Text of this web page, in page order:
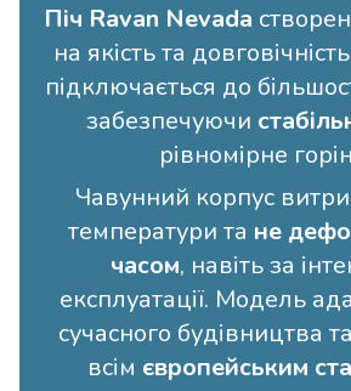
Піч Ravan Nevada
на якість та
підключається до
забезпечуючи
рівномірне
Чавунний корпус
температури та не
часом, навіть за
експлуатації. Модель
сучасного будівництва
всім європейським